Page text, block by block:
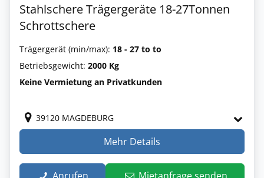
Stahlschere Trägergeräte 18-27Tonnen
Schrottschere
Trägergerät (min/max): 18 - 27 to to
Betriebsgewicht: 2000 Kg
Keine Vermietung an Privatkunden
39120 MAGDEBURG
Mehr Details